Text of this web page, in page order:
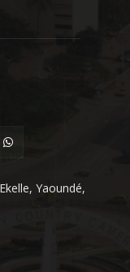
Yaoundé,